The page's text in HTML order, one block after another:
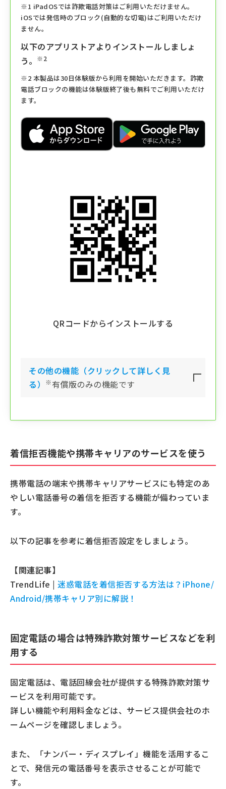
※1 iPadOSでは詐欺電話対策はご利用いただけません。
iOSでは発信時のブロック(自動的な切電)はご利用いただけ
ません。
以下のアプリストアよりインストールしましょ
う。
※2
※2 本製品は30日体験版から利用を開始いただきます。詐欺
電話ブロックの機能は体験版終了後も無料でご利用いただけ
ます。
QRコードからインストールする
その他の機能（クリックして詳しく見
る）
※有償版のみの機能です
着信拒否機能や携帯キャリアのサービスを使う
携帯電話の端末や携帯キャリアサービスにも特定のあ
やしい電話番号の着信を拒否する機能が備わっていま
す。
以下の記事を参考に着信拒否設定をしましょう。
【関連記事】
TrendLife | 迷惑電話を着信拒否する方法は？iPhone/
Android/携帯キャリア別に解説！
固定電話の場合は特殊詐欺対策サービスなどを利
用する
固定電話は、電話回線会社が提供する特殊詐欺対策サ
ービスを利用可能です。
詳しい機能や利用料金などは、サービス提供会社のホ
ームページを確認しましょう。
また、「ナンバー・ディスプレイ」機能を活用するこ
とで、発信元の電話番号を表示させることが可能で
す。